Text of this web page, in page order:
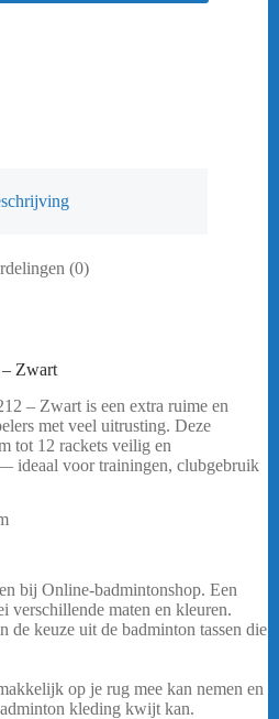
(0)
Zwart
– Zwart is een extra ruime en
met veel uitrusting. Deze
tot 12 rackets veilig en
ideaal voor trainingen, clubgebruik
bij Online-badmintonshop. Een
verschillende maten en kleuren.
de keuze uit de badminton tassen die
op je rug mee kan nemen en
kleding kwijt kan.